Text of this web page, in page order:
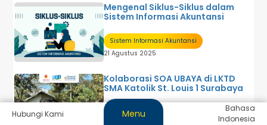
Mengenal Siklus-Siklus dalam
Sistem Informasi Akuntansi
Sistem Informasi Akuntansi
21 Agustus 2025
Kolaborasi SOA UBAYA di LKTD
SMA Katolik St. Louis 1 Surabaya
Kegiatan
Hubungi Kami Menu
Bahasa
Indonesia